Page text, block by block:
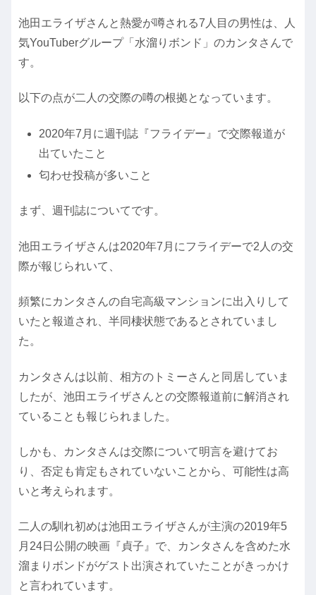
池田エライザさんと熱愛が噂される7人目の男性は、人
気YouTuberグループ「水溜りボンド」のカンタさんで
す。
以下の点が二人の交際の噂の根拠となっています。
2020年7月に週刊誌『フライデー』で交際報道が
出ていたこと
匂わせ投稿が多いこと
まず、週刊誌についてです。
池田エライザさんは2020年7月にフライデーで2人の交
際が報じられいて、
頻繁にカンタさんの自宅高級マンションに出入りして
いたと報道され、半同棲状態であるとされていまし
た。
カンタさんは以前、相方のトミーさんと同居していま
したが、池田エライザさんとの交際報道前に解消され
ていることも報じられました。
しかも、カンタさんは交際について明言を避けてお
り、否定も肯定もされていないことから、可能性は高
いと考えられます。
二人の馴れ初めは池田エライザさんが主演の2019年5
月24日公開の映画『貞子』で、カンタさんを含めた水
溜まりボンドがゲスト出演されていたことがきっかけ
と言われています。